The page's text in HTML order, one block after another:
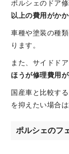
ポルシェのドア
以上の費用がか
車種や塗装の種
ります。
また、サイドド
ほうが修理費用
国産車と比較す
を抑えたい場合
ポルシェのフ